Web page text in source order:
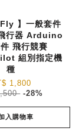
】一般套件
行器 Arduino
飛行競賽
組別指定機
種
1,800
-28%
入購物車